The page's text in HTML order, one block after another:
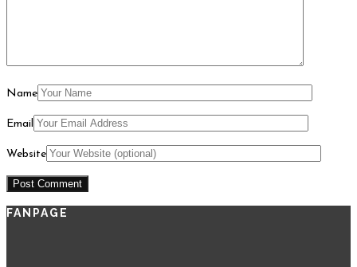
Name
Email
Website
FANPAGE